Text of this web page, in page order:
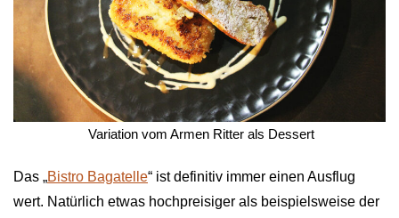
Variation vom Armen Ritter als Dessert
Das „Bistro Bagatelle“ ist definitiv immer einen Ausflug
wert. Natürlich etwas hochpreisiger als beispielsweise der